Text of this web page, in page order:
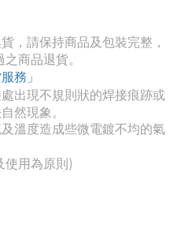
，請保持商品及包裝完整，
商品退貨。
務」
出現不規則狀的焊接痕跡或
然現象。
溫度造成些微電鍍不均的氣
使用為原則)